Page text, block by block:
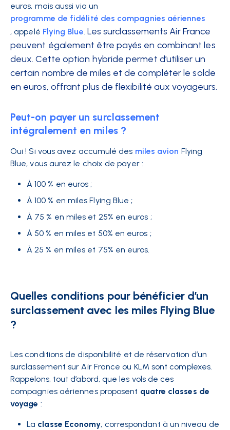
euros, mais aussi via un
programme de fidélité des compagnies aériennes
, appelé Flying Blue. Les surclassements Air France
peuvent également être payés en combinant les
deux. Cette option hybride permet d’utiliser un
certain nombre de miles et de compléter le solde
en euros, offrant plus de flexibilité aux voyageurs.
Peut-on payer un surclassement
intégralement en miles ?
Oui ! Si vous avez accumulé des miles avion Flying
Blue, vous aurez le choix de payer :
À 100 % en euros ;
À 100 % en miles Flying Blue ;
À 75 % en miles et 25% en euros ;
À 50 % en miles et 50% en euros ;
À 25 % en miles et 75% en euros.
Quelles conditions pour bénéficier d’un
surclassement avec les miles Flying Blue
?
Les conditions de disponibilité et de réservation d’un
surclassement sur Air France ou KLM sont complexes.
Rappelons, tout d’abord, que les vols de ces
compagnies aériennes proposent quatre classes de
voyage :
La classe Economy, correspondant à un niveau de